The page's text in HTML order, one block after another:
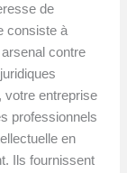
de
consiste à
contre
votre entreprise
professionnels
en
Ils fournissent